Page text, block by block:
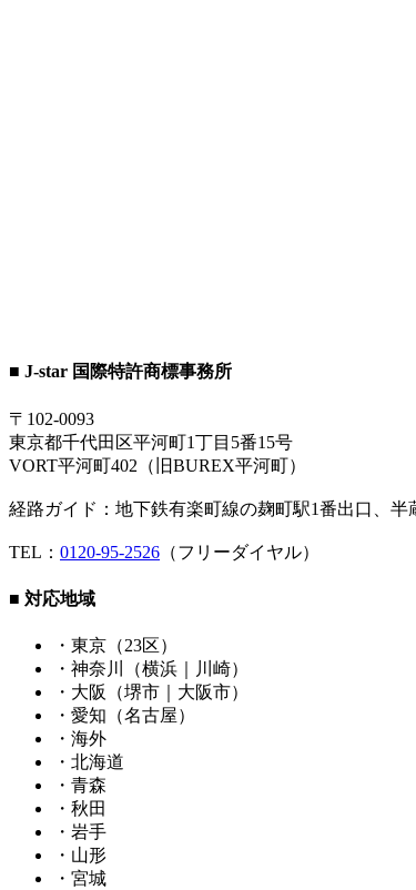
■ J-star 国際特許商標事務所
〒102-0093
東京都千代田区平河町1丁目5番15号
VORT平河町402（旧BUREX平河町）
経路ガイド：地下鉄有楽町線の麹町駅1番出口、
TEL： 0120-95-2526 （フリーダイヤル）
■ 対応地域
・東京（23区）
・神奈川（横浜｜川崎）
・大阪（堺市｜大阪市）
・愛知（名古屋）
・海外
・北海道
・青森
・秋田
・岩手
・山形
・宮城